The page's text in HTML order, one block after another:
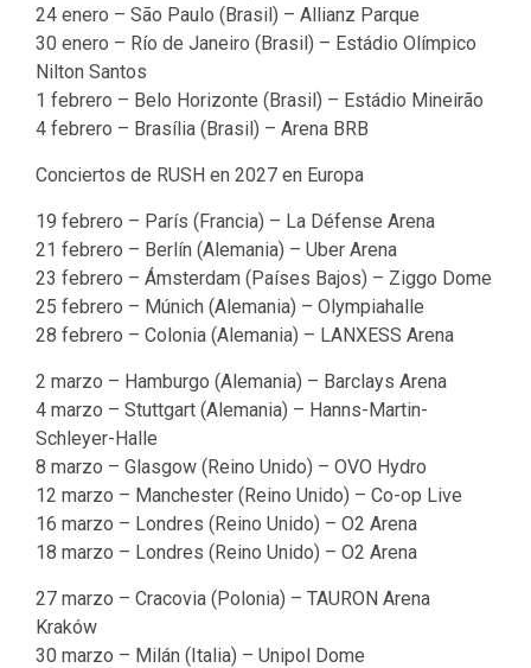
24 enero – São Paulo (Brasil) – Allianz Parque
30 enero – Río de Janeiro (Brasil) – Estádio Olímpico
Nilton Santos
1 febrero – Belo Horizonte (Brasil) – Estádio Mineirão
4 febrero – Brasília (Brasil) – Arena BRB
Conciertos de RUSH en 2027 en Europa
19 febrero – París (Francia) – La Défense Arena
21 febrero – Berlín (Alemania) – Uber Arena
23 febrero – Ámsterdam (Países Bajos) – Ziggo Dome
25 febrero – Múnich (Alemania) – Olympiahalle
28 febrero – Colonia (Alemania) – LANXESS Arena
2 marzo – Hamburgo (Alemania) – Barclays Arena
4 marzo – Stuttgart (Alemania) – Hanns-Martin-
Schleyer-Halle
8 marzo – Glasgow (Reino Unido) – OVO Hydro
12 marzo – Manchester (Reino Unido) – Co-op Live
16 marzo – Londres (Reino Unido) – O2 Arena
18 marzo – Londres (Reino Unido) – O2 Arena
27 marzo – Cracovia (Polonia) – TAURON Arena
Kraków
30 marzo – Milán (Italia) – Unipol Dome